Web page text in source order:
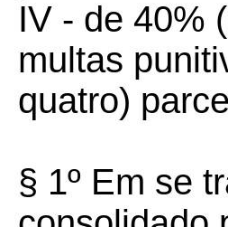
IV - de 40%
multas
quatro)
§ 1º Em se